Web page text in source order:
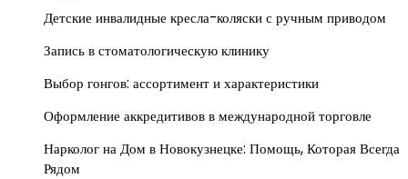
Детские инвалидные кресла-коляски с ручным приводом
Запись в стоматологическую клинику
Выбор гонгов: ассортимент и характеристики
Оформление аккредитивов в международной торговле
Нарколог на Дом в Новокузнецке: Помощь, Которая Всегда
Рядом